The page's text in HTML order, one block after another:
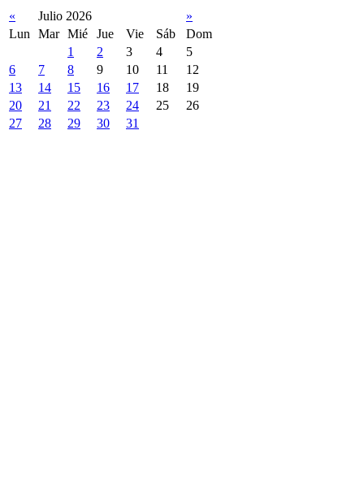
« Julio 2026
»
Lun
Mar Mié Jue Vie Sáb
Dom
1
2 3 4
5
6
7 8 9 10 11
12
13
14 15 16 17 18
19
20
21 22 23 24 25
26
27
28 29 30 31